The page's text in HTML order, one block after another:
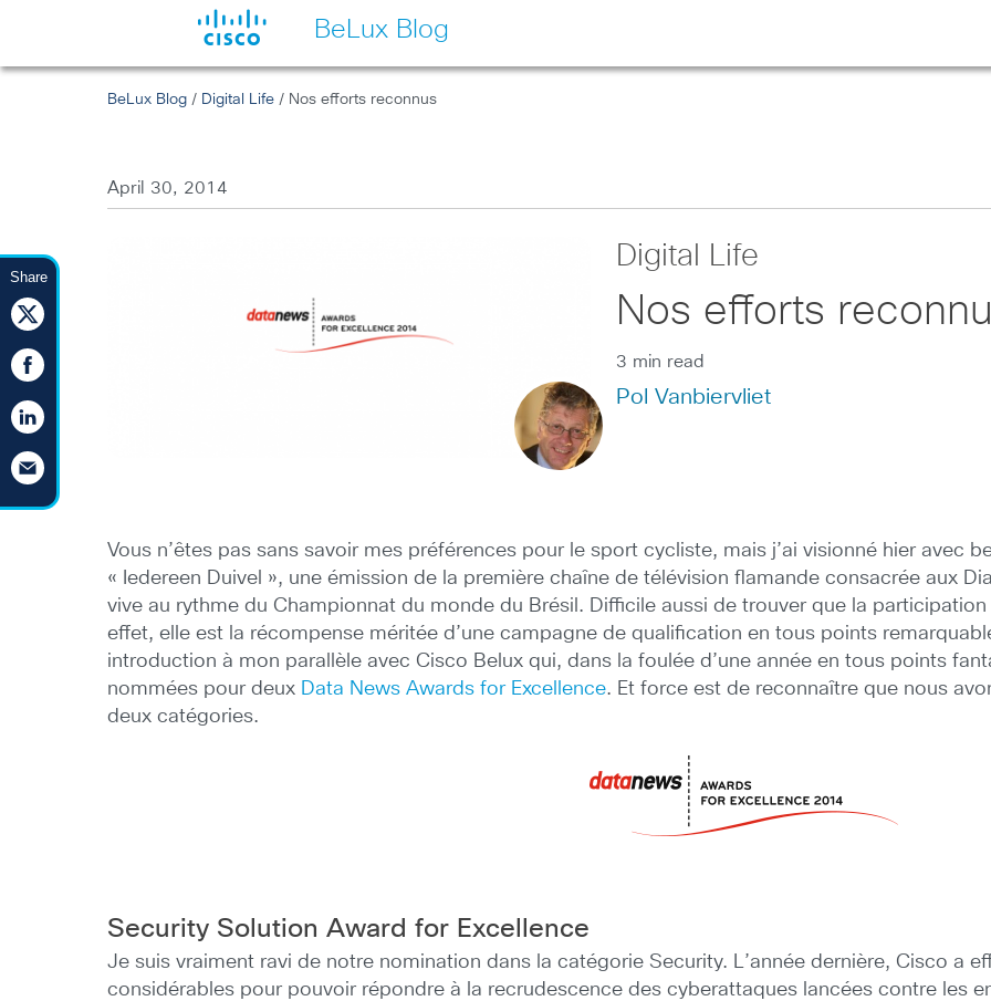
BeLux Blog
Share
BeLux Blog / Digital Life / Nos efforts reconnus
April 30, 2014
Digital Life
Nos efforts
3 min read
Pol Vanbiervliet
Vous n’êtes pas sans savoir mes préférences pour le sport cycliste, mais j’ai visionné hier avec
« Iedereen Duivel », une émission de la première chaîne de télévision flamande consacrée aux
vive au rythme du Championnat du monde du Brésil. Difficile aussi de trouver que la
effet, elle est la récompense méritée d’une campagne de qualification en tous points
introduction à mon parallèle avec Cisco Belux qui, dans la foulée d’une année en tous points
nommées pour deux Data News Awards for Excellence. Et force est de reconnaître que nous
deux catégories.
Security Solution Award for Excellence
Je suis vraiment ravi de notre nomination dans la catégorie Security. L’année dernière, Cisco a
considérables pour pouvoir répondre à la recrudescence des cyberattaques lancées contre les